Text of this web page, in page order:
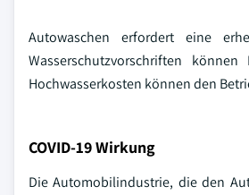
Autowaschen erfordert eine
Wasserschutzvorschriften
Hochwasserkosten können den
COVID-19 Wirkung
Die Automobilindustrie, die den